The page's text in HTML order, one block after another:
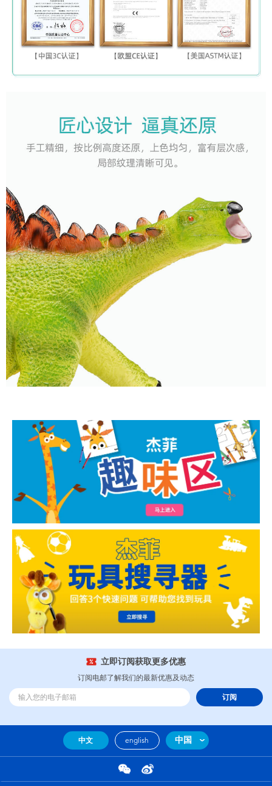
立即订阅获取更多优惠
订阅电邮了解我们的最新优惠及动态
订阅
中文 english 中国